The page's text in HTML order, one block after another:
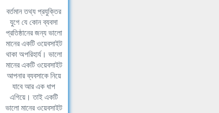
বর্তমান তথ্য প্রযুক্তির
যুগে যে কোন ব্যবসা
প্রতিষ্ঠানের জন্য ভালো
মানের একটি ওয়েবসাইট
থাকা অপরিহার্য। ভালো
মানের একটি ওয়েবসাইট
আপনার ব্যবসাকে নিয়ে
যাবে আর এক ধাপ
এগিয়ে। তাই একটি
ভালো মানের ওয়েবসাইট